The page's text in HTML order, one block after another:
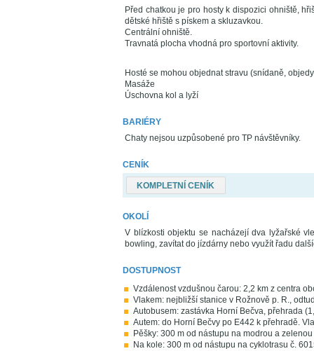
Před chatkou je pro hosty k dispozici ohniště,
dětské hřiště s pískem a skluzavkou.
Centrální ohniště.
Travnatá plocha vhodná pro sportovní aktivity.
Hosté se mohou objednat stravu (snídaně,
Masáže
Úschovna kol a lyží
BARIÉRY
Chaty nejsou uzpůsobené pro TP návštěvníky.
CENÍK
KOMPLETNÍ CENÍK
OKOLÍ
V blízkosti objektu se nacházejí dva lyžařské
bowling, zavítat do jízdárny nebo využít řadu
DOSTUPNOST
Vzdálenost vzdušnou čarou: 2,2 km z centra
Vlakem: nejbližší stanice v Rožnově p. R.,
Autobusem: zastávka Horní Bečva, přehrada
Autem: do Horní Bečvy po E442 k přehradě.
Pěšky: 300 m od nástupu na modrou a zelenou
Na kole: 300 m od nástupu na cyklotrasu č.